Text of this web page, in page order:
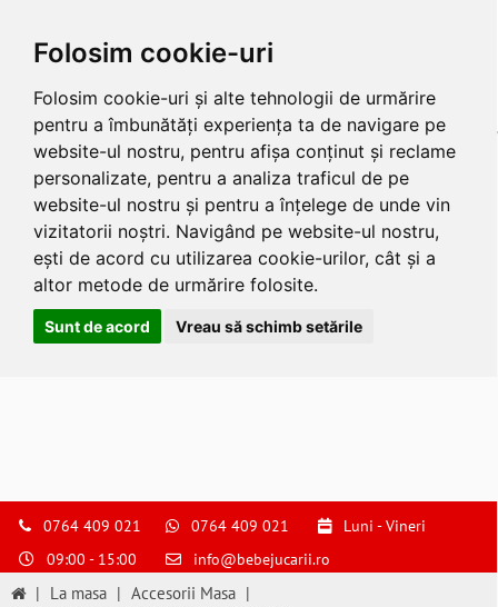
Folosim cookie-uri
Folosim cookie-uri și alte tehnologii de urmărire
pentru a îmbunătăți experiența ta de navigare pe
website-ul nostru, pentru afișa conținut și reclame
personalizate, pentru a analiza traficul de pe
website-ul nostru și pentru a înțelege de unde vin
vizitatorii noștri. Navigând pe website-ul nostru,
ești de acord cu utilizarea cookie-urilor, cât și a
altor metode de urmărire folosite.
Sunt de acord Vreau să schimb setările
0764 409 021 0764 409 021
Luni - Vineri
09:00 - 15:00
info@bebejucarii.ro
| La masa | Accesorii Masa |